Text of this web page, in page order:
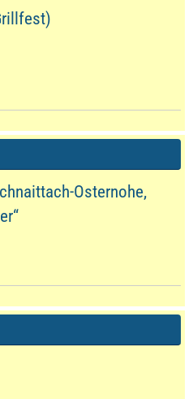
Osternohe,